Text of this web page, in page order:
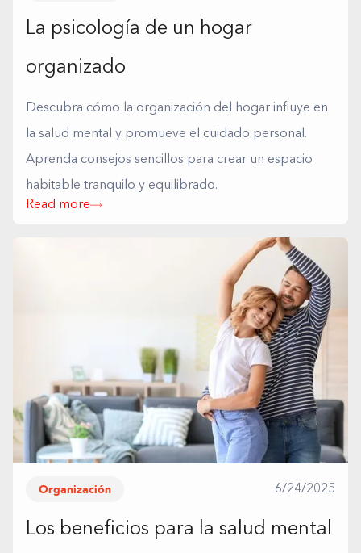
La psicología de un hogar
organizado
Descubra cómo la organización del hogar influye en
la salud mental y promueve el cuidado personal.
Aprenda consejos sencillos para crear un espacio
habitable tranquilo y equilibrado.
Read more
Organización 6/24/2025
Los beneficios para la salud mental